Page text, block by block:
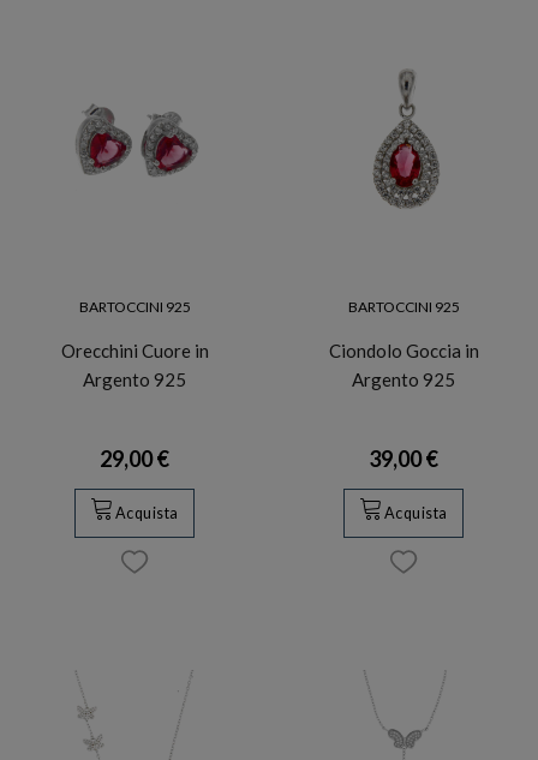
BARTOCCINI 925
Orecchini Cuore in
Argento 925
29,00 €
Acquista
BARTOCCINI 925
Ciondolo Goccia in
Argento 925
39,00 €
Acquista